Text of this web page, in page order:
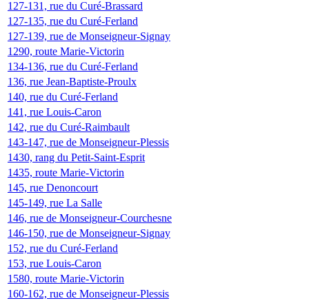
127-131, rue du Curé-Brassard
127-135, rue du Curé-Ferland
127-139, rue de Monseigneur-Signay
1290, route Marie-Victorin
134-136, rue du Curé-Ferland
136, rue Jean-Baptiste-Proulx
140, rue du Curé-Ferland
141, rue Louis-Caron
142, rue du Curé-Raimbault
143-147, rue de Monseigneur-Plessis
1430, rang du Petit-Saint-Esprit
1435, route Marie-Victorin
145, rue Denoncourt
145-149, rue La Salle
146, rue de Monseigneur-Courchesne
146-150, rue de Monseigneur-Signay
152, rue du Curé-Ferland
153, rue Louis-Caron
1580, route Marie-Victorin
160-162, rue de Monseigneur-Plessis